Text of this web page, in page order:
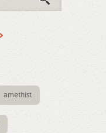
amethist